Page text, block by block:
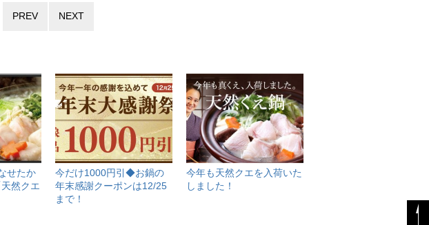
PREV NEXT
せたか
然クエ
今だけ1000円引◆お鍋の
年末感謝クーポンは12/25
まで！
今年も天然クエを入荷いた
しました！